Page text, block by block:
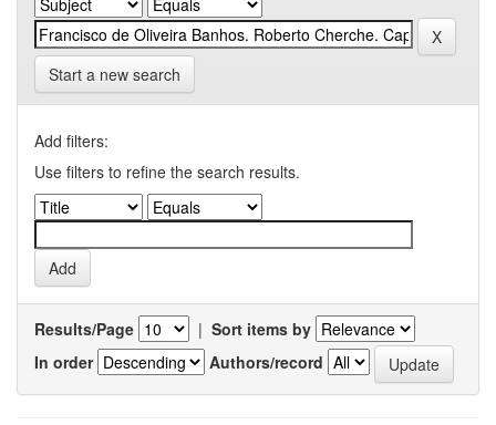
Start a new search
Add filters:
Use filters to refine the search results.
Results/Page | Sort items by
In order
Authors/record